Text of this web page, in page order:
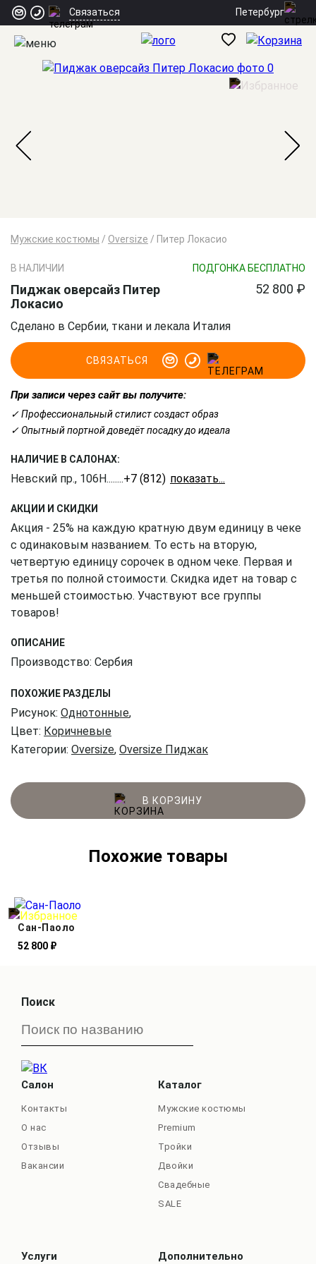
Связаться Петербург
Мужские костюмы / Oversize / Питер Локасио
В НАЛИЧИИ ПОДГОНКА БЕСПЛАТНО
Пиджак оверсайз Питер
Локасио
52 800 ₽
Сделано в Сербии, ткани и лекала Италия
СВЯЗАТЬСЯ
При записи через сайт вы получите:
✓ Профессиональный стилист создаст образ
✓ Опытный портной доведёт посадку до идеала
НАЛИЧИЕ В САЛОНАХ:
Невский пр., 106Н........+7 (812) 309-16-55
АКЦИИ И СКИДКИ
Акция - 25% на каждую кратную двум единицу в чеке
с одинаковым названием. То есть на вторую,
четвертую единицу сорочек в одном чеке. Первая и
третья по полной стоимости. Скидка идет на товар с
меньшей стоимостью. Участвуют все группы
товаров!
ОПИСАНИЕ
Производство: Сербия
ПОХОЖИЕ РАЗДЕЛЫ
Рисунок: Однотонные,
Цвет: Коричневые
Категории: Oversize, Oversize Пиджак
В КОРЗИНУ
Похожие товары
Cан-Паоло
52 800 ₽
Поиск
Салон
Контакты
О нас
Отзывы
Вакансии
Каталог
Мужские костюмы
Premium
Тройки
Двойки
Свадебные
SALE
Услуги Дополнительно